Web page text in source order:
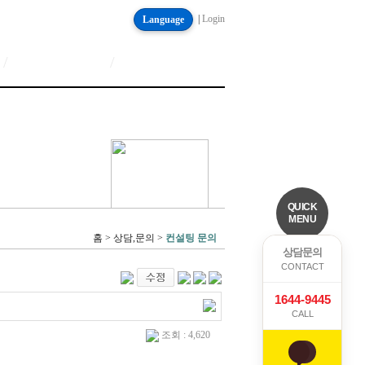
QUICK
MENU
상담문의
CONTACT
1644-9445
CALL
Language | Login
홈 > 상담,문의 > 컨설팅 문의
조회 : 4,620